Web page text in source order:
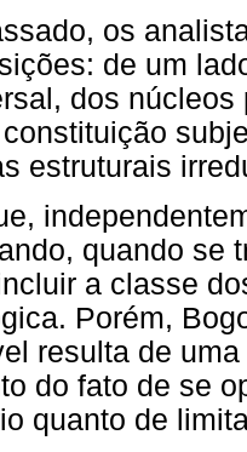
os
de um
dos
estruturais
quando se
a classe
Porém,
resulta de
do fato de se
quanto de